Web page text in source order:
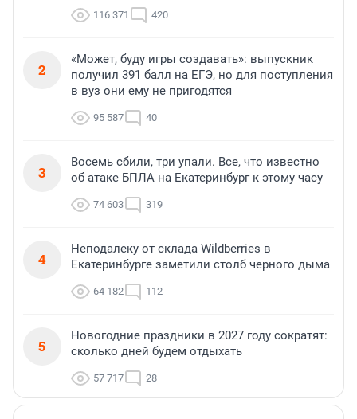
116 371 420
2
«Может, буду игры создавать»: выпускник
получил 391 балл на ЕГЭ, но для поступления
в вуз они ему не пригодятся
95 587 40
3
Восемь сбили, три упали. Все, что известно
об атаке БПЛА на Екатеринбург к этому часу
74 603 319
4
Неподалеку от склада Wildberries в
Екатеринбурге заметили столб черного дыма
64 182 112
5
Новогодние праздники в 2027 году сократят:
сколько дней будем отдыхать
57 717 28